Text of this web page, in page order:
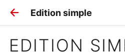
Edition simple
EDITION